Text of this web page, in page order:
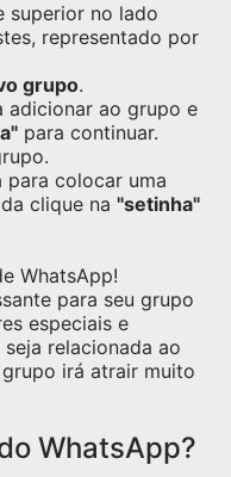
superior no lado
representado por
grupo.
adicionar ao grupo e
para continuar.
para colocar uma
clique na "setinha"
WhatsApp!
para seu grupo
especiais e
relacionada ao
irá atrair muito
WhatsApp?